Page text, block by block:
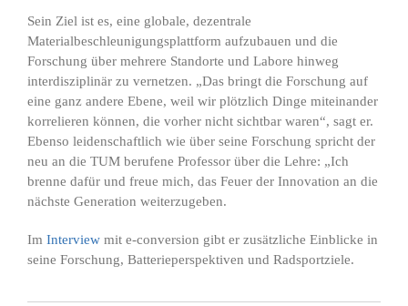
Sein Ziel ist es, eine globale, dezentrale
Materialbeschleunigungsplattform aufzubauen und die
Forschung über mehrere Standorte und Labore hinweg
interdisziplinär zu vernetzen. „Das bringt die Forschung auf
eine ganz andere Ebene, weil wir plötzlich Dinge miteinander
korrelieren können, die vorher nicht sichtbar waren“, sagt er.
Ebenso leidenschaftlich wie über seine Forschung spricht der
neu an die TUM berufene Professor über die Lehre: „Ich
brenne dafür und freue mich, das Feuer der Innovation an die
nächste Generation weiterzugeben.
Im Interviewmit e-conversion gibt er zusätzliche Einblicke in
seine Forschung, Batterieperspektiven und Radsportziele.